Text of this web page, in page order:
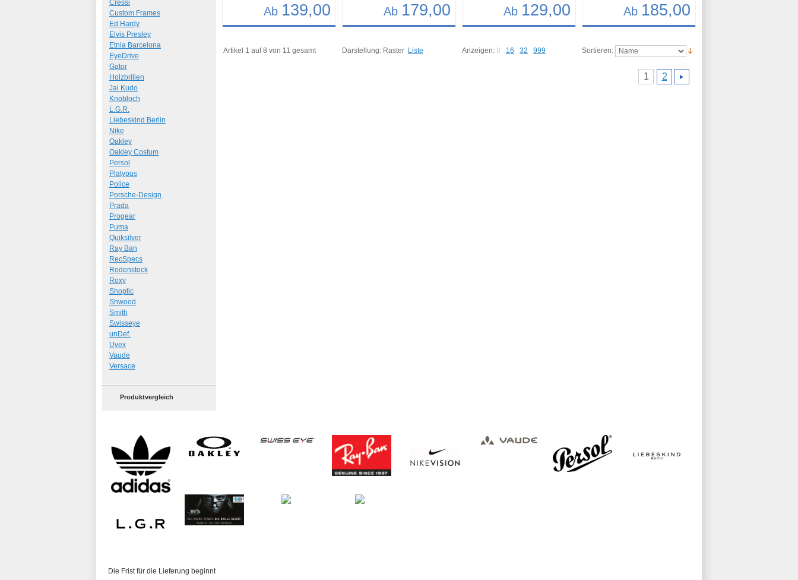
Ab 139,00
Art.-Nr.: 9272
Ab 179,00
Art.-Nr.: 8585
Ab 129,00
Art.-Nr.: 9411
Ab 185,00
Art.-Nr.: 9481
Artikel 1 auf 8 von 11 gesamt Sortieren:
Anzeigen: 8 16 32 999
Darstellung: Raster Liste
1 2
Cressi
Custom Frames
Ed Hardy
Elvis Presley
Etnia Barcelona
EyeDrive
Gator
Holzbrillen
Jai Kudo
Knobloch
L.G.R.
Liebeskind Berlin
Nike
Oakley
Oakley Costum
Persol
Platypus
Police
Porsche-Design
Prada
Progear
Puma
Quiksilver
Ray Ban
RecSpecs
Rodenstock
Roxy
Shoptic
Shwood
Smith
Swisseye
unDef.
Uvex
Vaude
Versace
Produktvergleich
Die Frist für die Lieferung beginnt